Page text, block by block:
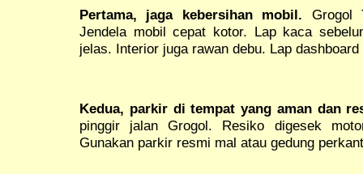
Pertama, jaga kebersihan mobil. Grogol
Jendela mobil cepat kotor. Lap kaca
jelas. Interior juga rawan debu. Lap
Kedua, parkir di tempat yang aman dan
pinggir jalan Grogol. Resiko digesek
Gunakan parkir resmi mal atau gedung